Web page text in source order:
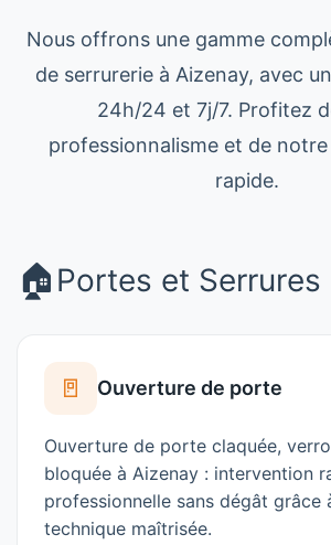
Nous offrons une gamme
de serrurerie à Aizenay, avec
24h/24 et 7j/7. Profitez
professionnalisme et de
rapide.
🏠 Portes et Serrures
🚪 Ouverture de porte
Ouverture de porte claquée,
bloquée à Aizenay : intervention
professionnelle sans dégât grâce
technique maîtrisée.